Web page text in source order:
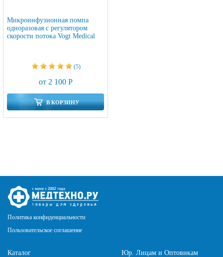
Микроинфузионная помпа
одноразовая с регулятором
скорости потока Vogt Medical
(5)
от 2 100 Р
В КОРЗИНУ
Политика конфиденциальности
Пользовательское соглашение
Каталог
Юр. Лицам и Оптовикам